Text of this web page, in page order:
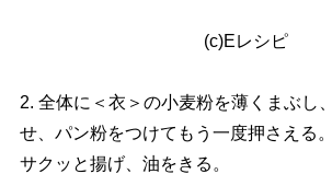
(c)Eレシピ
2. 全体に＜衣＞の小麦粉を薄くまぶし
せ、パン粉をつけてもう一度押さえる
サクッと揚げ、油をきる。